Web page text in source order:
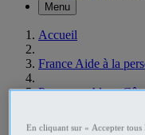
Menu
Accueil
France Aide à la
Provence-Alpes-
Alpes-de-Haute-
En cliquant sur « Accepter tous